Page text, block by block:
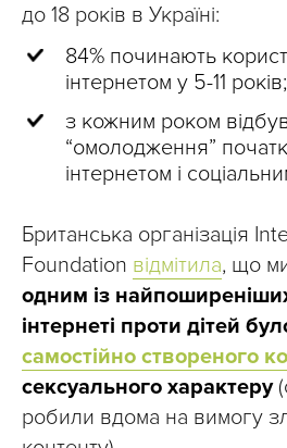
до 18 років в Україні:
84% починають
інтернетом у 5-11 років;
з кожним роком
“омолодження”
інтернетом і
Британська організація
Foundation відмітила, що
одним із
інтернеті проти дітей
самостійно створеного
сексуального характеру
робили вдома на вимогу